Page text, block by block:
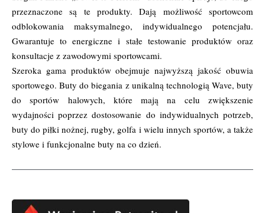
przeznaczone są te produkty. Dają możliwość sportowcom
odblokowania maksymalnego, indywidualnego potencjału.
Gwarantuje to energiczne i stałe testowanie produktów oraz
konsultacje z zawodowymi sportowcami.
Szeroka gama produktów obejmuje najwyższą jakość obuwia
sportowego. Buty do biegania z unikalną technologią Wave, buty
do sportów halowych, które mają na celu zwiększenie
wydajności poprzez dostosowanie do indywidualnych potrzeb,
buty do piłki nożnej, rugby, golfa i wielu innych sportów, a także
stylowe i funkcjonalne buty na co dzień.